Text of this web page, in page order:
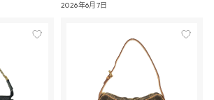
2026年6月7日